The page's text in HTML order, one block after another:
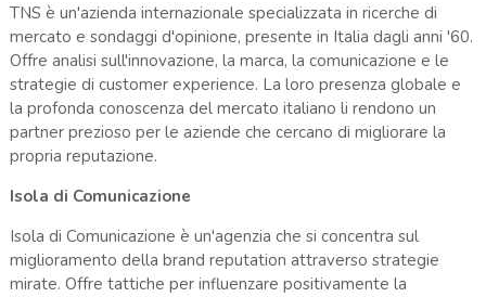
TNS è un'azienda internazionale specializzata in ricerche di
mercato e sondaggi d'opinione, presente in Italia dagli anni '60.
Offre analisi sull'innovazione, la marca, la comunicazione e le
strategie di customer experience. La loro presenza globale e
la profonda conoscenza del mercato italiano li rendono un
partner prezioso per le aziende che cercano di migliorare la
propria reputazione.
Isola di Comunicazione
Isola di Comunicazione è un'agenzia che si concentra sul
miglioramento della brand reputation attraverso strategie
mirate. Offre tattiche per influenzare positivamente la